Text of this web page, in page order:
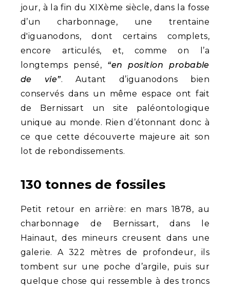
jour, à la fin du XIXème siècle, dans la fosse
d’un charbonnage, une trentaine
d'iguanodons, dont certains complets,
encore articulés, et, comme on l’a
longtemps pensé, “en position probable
de vie”. Autant d’iguanodons bien
conservés dans un même espace ont fait
de Bernissart un site paléontologique
unique au monde. Rien d’étonnant donc à
ce que cette découverte majeure ait son
lot de rebondissements.
130 tonnes de fossiles
Petit retour en arrière: en mars 1878, au
charbonnage de Bernissart, dans le
Hainaut, des mineurs creusent dans une
galerie. A 322 mètres de profondeur, ils
tombent sur une poche d’argile, puis sur
quelque chose qui ressemble à des troncs